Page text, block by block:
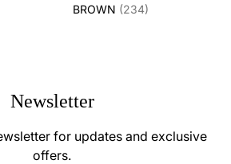
BROWN (234)
Newsletter
for updates and exclusive
offers.